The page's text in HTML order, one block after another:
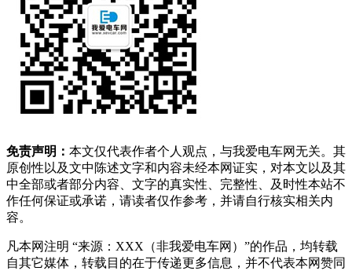
免责声明： 本文仅代表作者个人观点，与我爱电车网无关。其
原创性以及文中陈述文字和内容未经本网证实，对本文以及其
中全部或者部分内容、文字的真实性、完整性、及时性本站不
作任何保证或承诺，请读者仅作参考，并请自行核实相关内
容。
凡本网注明 “来源：XXX（非我爱电车网）”的作品，均转载
自其它媒体，转载目的在于传递更多信息，并不代表本网赞同